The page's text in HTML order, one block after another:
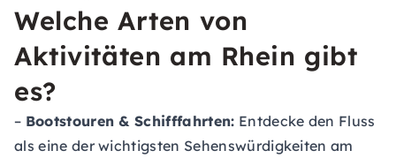
Welche Arten von
Aktivitäten am Rhein gibt
es?
– Bootstouren & Schifffahrten: Entdecke den Fluss
als eine der wichtigsten Sehenswürdigkeiten am